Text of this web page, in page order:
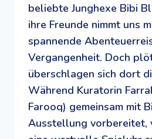
beliebte Junghexe Bibi
ihre Freunde nimmt uns
spannende
Vergangenheit. Doch
überschlagen sich dort
Während Kuratorin
Farooq) gemeinsam mit
Ausstellung vorbereitet,